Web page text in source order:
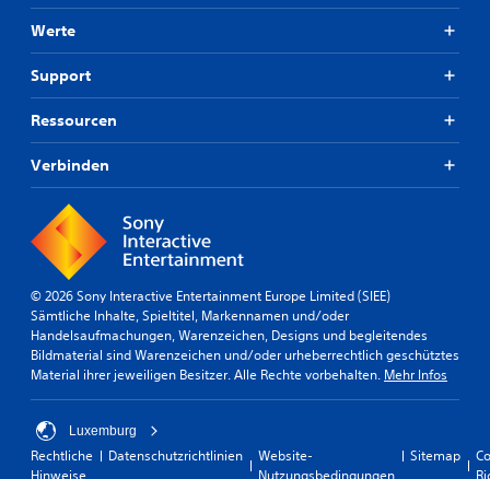
Werte
Support
Ressourcen
Verbinden
© 2026 Sony Interactive Entertainment Europe Limited (SIEE)
Sämtliche Inhalte, Spieltitel, Markennamen und/oder
Handelsaufmachungen, Warenzeichen, Designs und begleitendes
Bildmaterial sind Warenzeichen und/oder urheberrechtlich geschütztes
Material ihrer jeweiligen Besitzer. Alle Rechte vorbehalten. Mehr Infos
Luxemburg
Rechtliche
Hinweise
Datenschutzrichtlinien
Website-
Nutzungsbedingungen
Sitemap